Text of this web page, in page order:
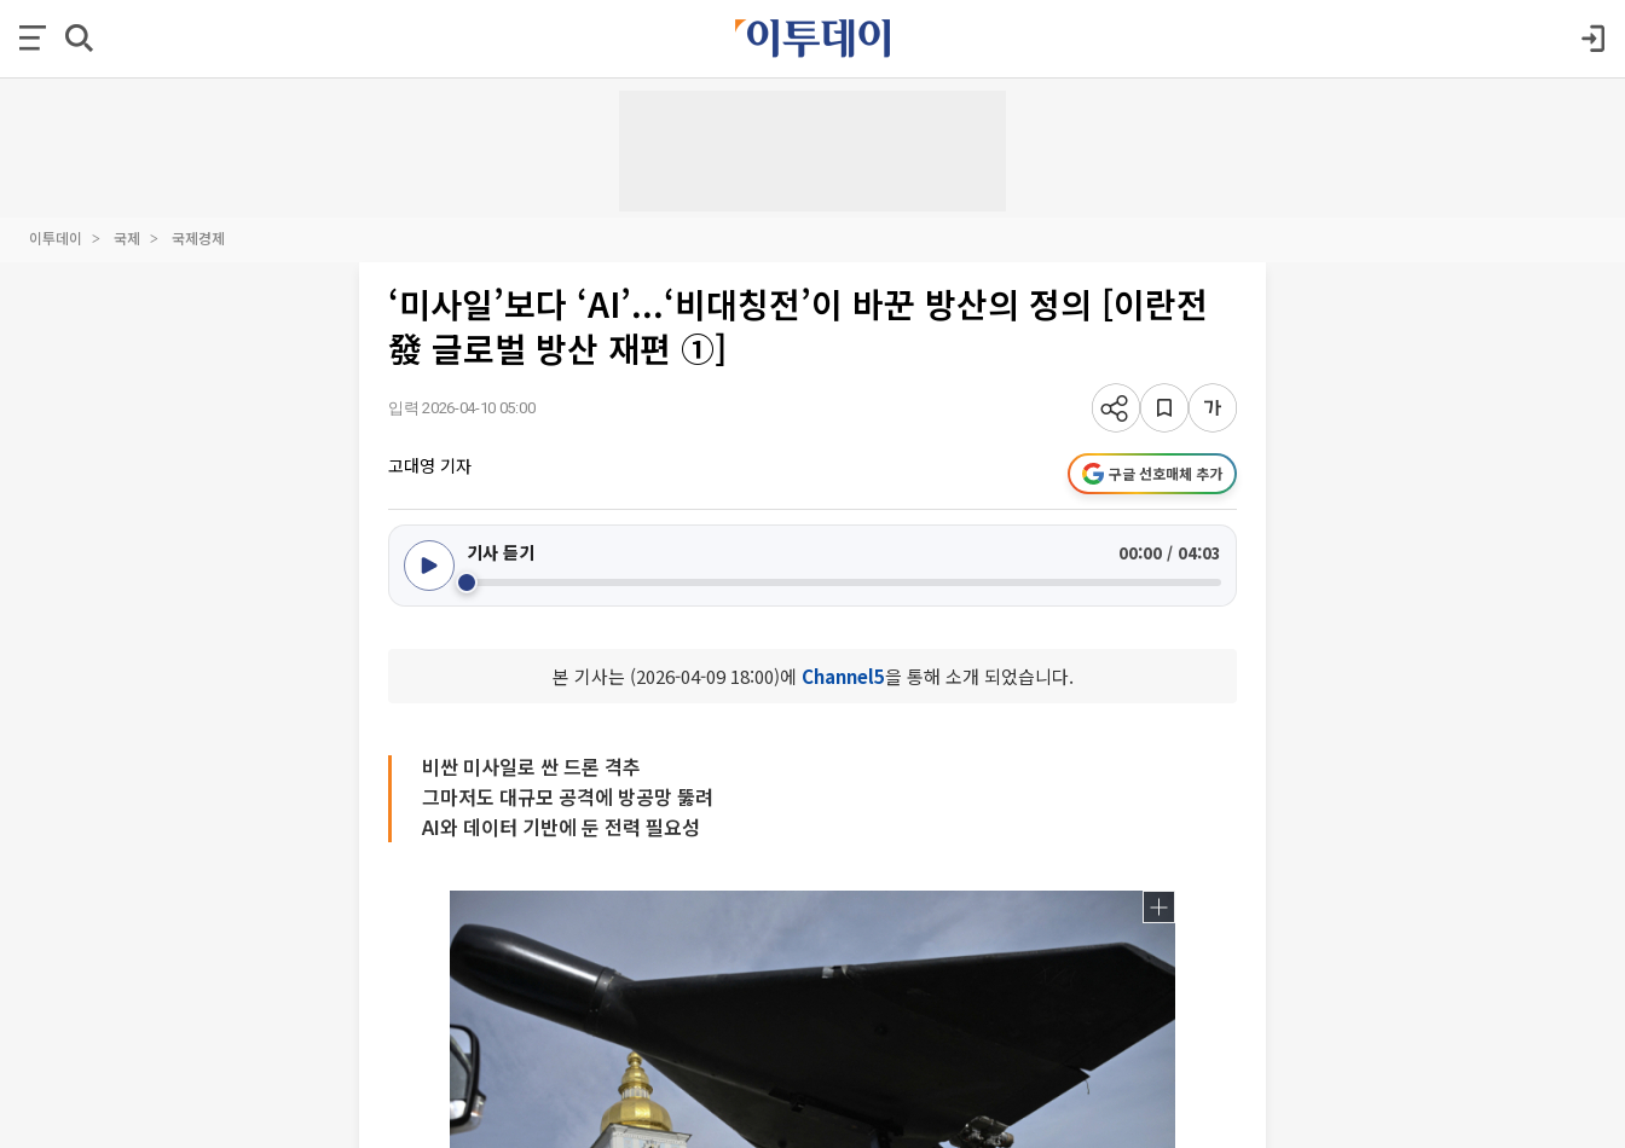
이투데이 국제 국제경제
‘미사일’보다 ‘AI’...‘비대칭전’이 바꾼 방산의 정의 [이란전
發 글로벌 방산 재편 ①]
입력 2026-04-10 05:00
고대영 기자 구글 선호매체 추가
기사 듣기 00:00 / 04:03
본 기사는 (2026-04-09 18:00)에 Channel5을 통해 소개 되었습니다.
비싼 미사일로 싼 드론 격추
그마저도 대규모 공격에 방공망 뚫려
AI와 데이터 기반에 둔 전력 필요성